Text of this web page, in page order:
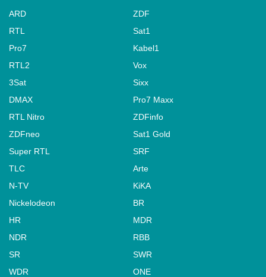
ARD
ZDF
RTL
Sat1
Pro7
Kabel1
RTL2
Vox
3Sat
Sixx
DMAX
Pro7 Maxx
RTL Nitro
ZDFinfo
ZDFneo
Sat1 Gold
Super RTL
SRF
TLC
Arte
N-TV
KiKA
Nickelodeon
BR
HR
MDR
NDR
RBB
SR
SWR
WDR
ONE